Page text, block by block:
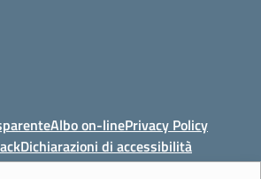
Albo on-linePrivacy Policy
Dichiarazioni di accessibilità